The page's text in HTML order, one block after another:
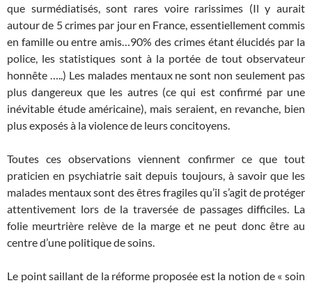
que surmédiatisés, sont rares voire rarissimes (Il y aurait
autour de 5 crimes par jour en France, essentiellement commis
en famille ou entre amis…90% des crimes étant élucidés par la
police, les statistiques sont à la portée de tout observateur
honnête …..) Les malades mentaux ne sont non seulement pas
plus dangereux que les autres (ce qui est confirmé par une
inévitable étude américaine), mais seraient, en revanche, bien
plus exposés à la violence de leurs concitoyens.
Toutes ces observations viennent confirmer ce que tout
praticien en psychiatrie sait depuis toujours, à savoir que les
malades mentaux sont des êtres fragiles qu’il s’agit de protéger
attentivement lors de la traversée de passages difficiles. La
folie meurtrière relève de la marge et ne peut donc être au
centre d’une politique de soins.
Le point saillant de la réforme proposée est la notion de « soin